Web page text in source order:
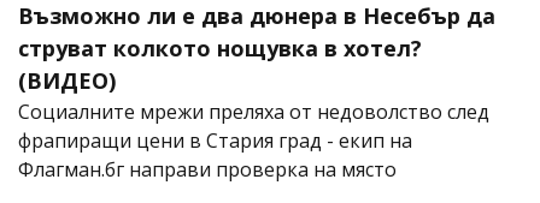
Възможно ли е два дюнера в Несебър да
струват колкото нощувка в хотел?
(ВИДЕО)
Социалните мрежи преляха от недоволство след
фрапиращи цени в Стария град - екип на
Флагман.бг направи проверка на място